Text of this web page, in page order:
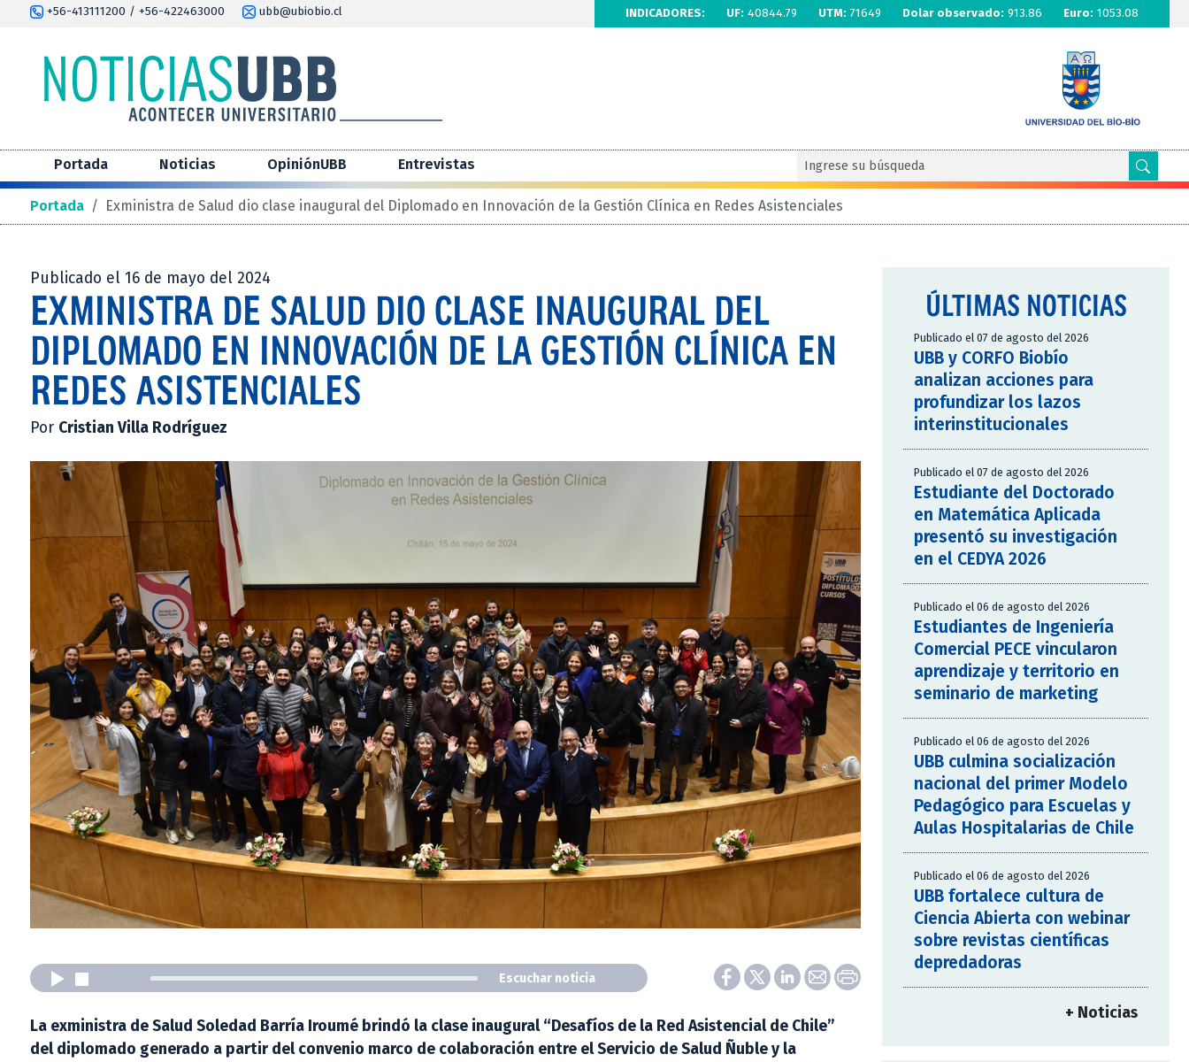
+56-413111200 / +56-422463000 ubb@ubiobio.cl INDICADORES: UF: 40844.79 UTM: 71649 Dolar observado: 913.86 Euro: 1053.08
Portada Noticias OpiniónUBB Entrevistas
Portada / Exministra de Salud dio clase inaugural del Diplomado en Innovación de la Gestión Clínica en Redes Asistenciales
Publicado el 16 de mayo del 2024
EXMINISTRA DE SALUD DIO CLASE INAUGURAL DEL
DIPLOMADO EN INNOVACIÓN DE LA GESTIÓN CLÍNICA EN
REDES ASISTENCIALES
Por Cristian Villa Rodríguez
Escuchar noticia
La exministra de Salud Soledad Barría Iroumé brindó la clase inaugural “Desafíos de la Red Asistencial de Chile”
del diplomado generado a partir del convenio marco de colaboración entre el Servicio de Salud Ñuble y la
ÚLTIMAS NOTICIAS
Publicado el 07 de agosto del 2026
UBB y CORFO Biobío
analizan acciones para
profundizar los lazos
interinstitucionales
Publicado el 07 de agosto del 2026
Estudiante del Doctorado
en Matemática Aplicada
presentó su investigación
en el CEDYA 2026
Publicado el 06 de agosto del 2026
Estudiantes de Ingeniería
Comercial PECE vincularon
aprendizaje y territorio en
seminario de marketing
Publicado el 06 de agosto del 2026
UBB culmina socialización
nacional del primer Modelo
Pedagógico para Escuelas y
Aulas Hospitalarias de Chile
Publicado el 06 de agosto del 2026
UBB fortalece cultura de
Ciencia Abierta con webinar
sobre revistas científicas
depredadoras
+ Noticias